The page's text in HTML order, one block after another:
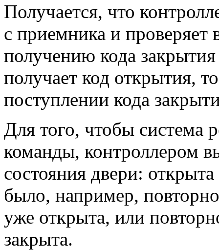
Получается, что
с приемника и проверяет
получению кода
получает код открытия,
поступлении кода
Для того, чтобы система
команды, контроллером
состояния двери:
было, например,
уже открыта, или
закрыта.